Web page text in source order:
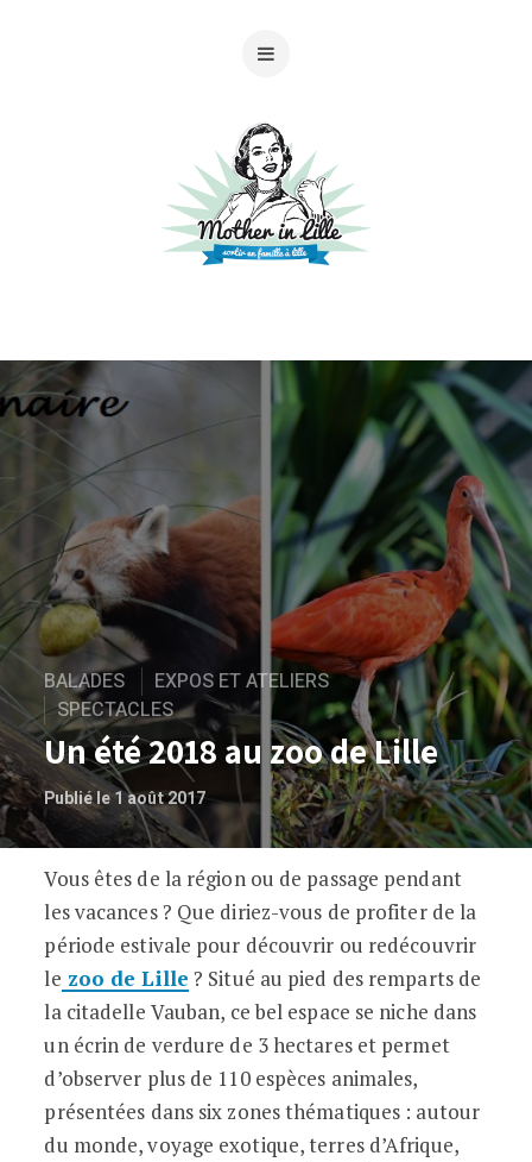
BALADES
EXPOS ET ATELIERS
SPECTACLES
Un été 2018 au zoo de Lille
Publié le 1 août 2017
Un été 2018 au zoo de Lille
Vous êtes de la région ou de passage pendant
les vacances ? Que diriez-vous de profiter de la
période estivale pour découvrir ou redécouvrir
le zoo de Lille ? Situé au pied des remparts de
la citadelle Vauban, ce bel espace se niche dans
un écrin de verdure de 3 hectares et permet
d’observer plus de 110 espèces animales,
présentées dans six zones thématiques : autour
du monde, voyage exotique, terres d’Afrique,